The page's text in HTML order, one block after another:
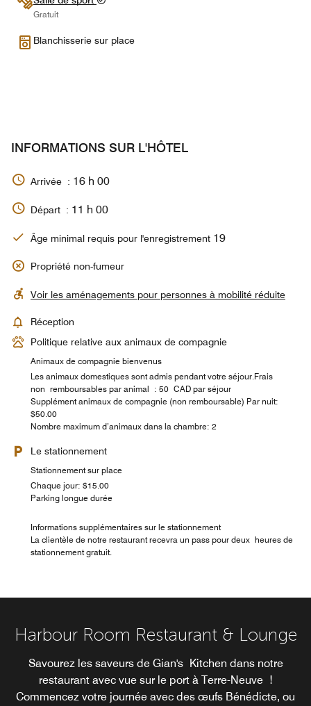
Gratuit
Blanchisserie sur place
INFORMATIONS SUR L'HÔTEL
Arrivée : 16 h 00
Départ : 11 h 00
Âge minimal requis pour l'enregistrement 19
Propriété non-fumeur
Voir les aménagements pour personnes à mobilité réduite
Réception
Politique relative aux animaux de compagnie
Animaux de compagnie bienvenus
Les animaux domestiques sont admis pendant votre séjour.Frais
non remboursables par animal : 50 CAD par séjour
Supplément animaux de compagnie (non remboursable) Par nuit:
$50.00
Nombre maximum d’animaux dans la chambre: 2
Le stationnement
Stationnement sur place
Chaque jour: $15.00
Parking longue durée
Informations supplémentaires sur le stationnement
La clientèle de notre restaurant recevra un pass pour deux heures de
stationnement gratuit.
Harbour Room Restaurant & Lounge
Savourez les saveurs de Gian's Kitchen dans notre
restaurant avec vue sur le port à Terre-Neuve !
Commencez votre journée avec des œufs Bénédicte, ou